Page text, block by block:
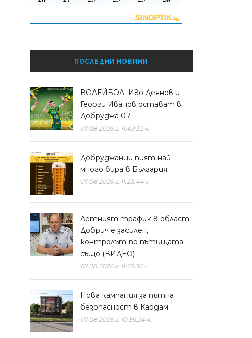
ПОСЛЕДНИ НОВИНИ
ВОЛЕЙБОЛ: Иво Деянов и
Георги Иванов остават в
Добруджа 07
07.08.2026 г. 11:49:32 ч.
Добруджанци пият най-
много бира в България
07.08.2026 г. 11:23:44 ч.
Летният трафик в област
Добрич е засилен,
контролът по пътищата
също (ВИДЕО)
07.08.2026 г. 11:23:36 ч.
Нова кампания за пътна
безопасност в Кардам
07.08.2026 г. 10:59:24 ч.